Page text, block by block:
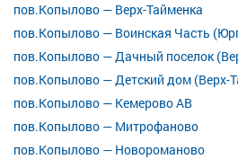
пов.Копылово — Верх-Тайменка
пов.Копылово — Воинская Часть
пов.Копылово — Дачный поселок
пов.Копылово — Детский дом (Верх-
пов.Копылово — Кемерово АВ
пов.Копылово — Митрофаново
пов.Копылово — Новороманово